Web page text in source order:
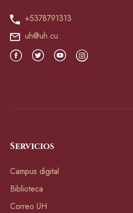
+5378791313
uh@uh.cu
Servicios
Campus digital
Biblioteca
Correo UH